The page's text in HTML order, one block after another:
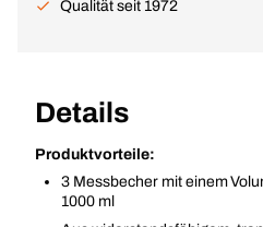
Qualität seit 1972
Details
Produktvorteile:
3 Messbecher mit einem
1000 ml